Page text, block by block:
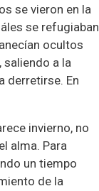
se vieron en la
se refugiaban
ocultos
saliendo a la
derretirse. En
invierno, no
alma. Para
un tiempo
de la